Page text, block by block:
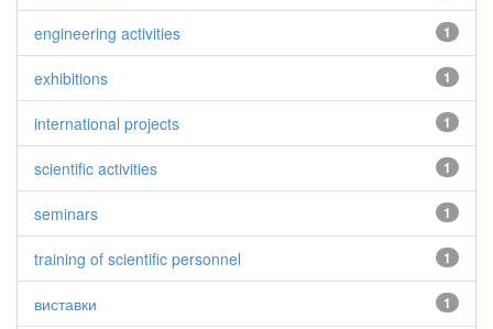
1
engineering activities
1
exhibitions
1
international projects
1
scientific activities
1
seminars
1
training of scientific personnel
1
виставки